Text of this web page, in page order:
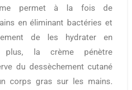
permet à la fois de
en éliminant bactéries et
de les hydrater en
plus, la crème pénètre
du dessèchement cutané
corps gras sur les mains.